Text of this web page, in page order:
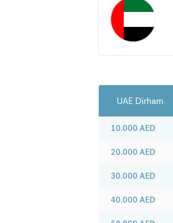
UAE Dirham
10.000 AED
20.000 AED
30.000 AED
40.000 AED